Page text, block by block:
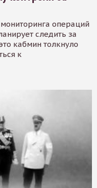
операций
следить за
кабмин толкнуло
к